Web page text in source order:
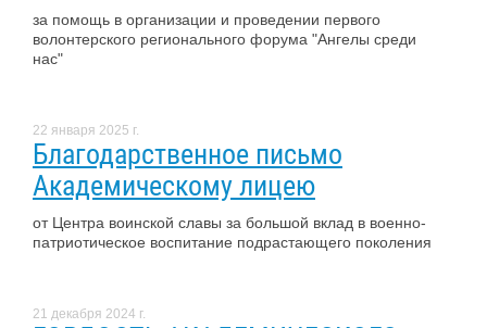
за помощь в организации и проведении первого
волонтерского регионального форума "Ангелы среди
нас"
22 января 2025 г.
Благодарственное письмо
Академическому лицею
от Центра воинской славы за большой вклад в военно-
патриотическое воспитание подрастающего поколения
21 декабря 2024 г.